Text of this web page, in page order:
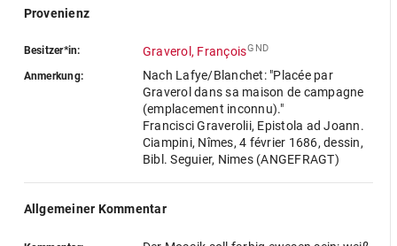
Provenienz
Besitzer*in: Graverol, FrançoisGND
Anmerkung:
Nach Lafye/Blanchet: "Placée par
Graverol dans sa maison de campagne
(emplacement inconnu)."
Francisci Graverolii, Epistola ad Joann.
Ciampini, Nîmes, 4 février 1686, dessin,
Bibl. Seguier, Nimes (ANGEFRAGT)
Allgemeiner Kommentar